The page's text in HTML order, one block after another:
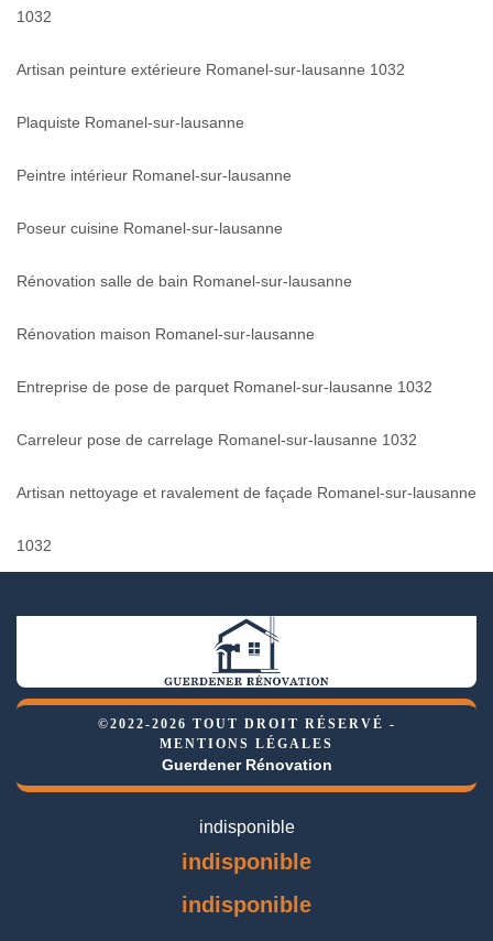
1032
Artisan peinture extérieure Romanel-sur-lausanne 1032
Plaquiste Romanel-sur-lausanne
Peintre intérieur Romanel-sur-lausanne
Poseur cuisine Romanel-sur-lausanne
Rénovation salle de bain Romanel-sur-lausanne
Rénovation maison Romanel-sur-lausanne
Entreprise de pose de parquet Romanel-sur-lausanne 1032
Carreleur pose de carrelage Romanel-sur-lausanne 1032
Artisan nettoyage et ravalement de façade Romanel-sur-lausanne
1032
©2022-2026 TOUT DROIT RÉSERVÉ -
MENTIONS LÉGALES
Guerdener Rénovation
indisponible
indisponible
indisponible